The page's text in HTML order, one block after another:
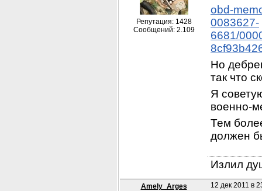
Репутация: 1428
Сообщений: 2.109
obd-
0083627-
6681/
Но
так что
Я
военно-
Тем
должен
Излил
Amely_Arges 12 дек 2011 в